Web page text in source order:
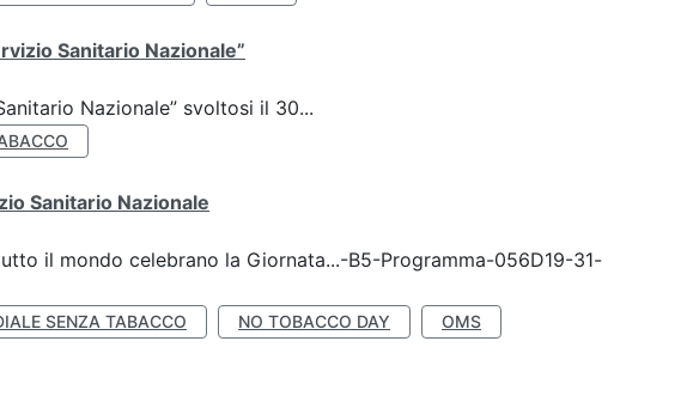
Sanitario Nazionale”
Nazionale” svoltosi il 30...
Sanitario Nazionale
il mondo celebrano la Giornata...-B5-Programma-056D19-31-
SENZA TABACCO NO TOBACCO DAY OMS